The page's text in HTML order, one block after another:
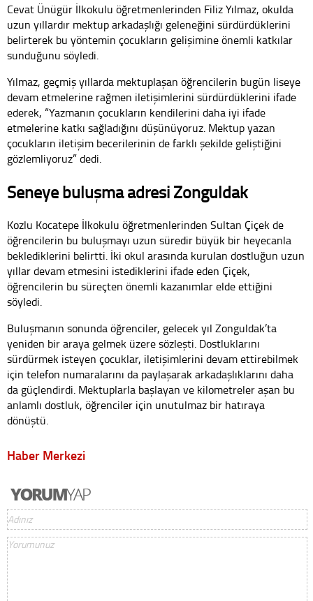
Cevat Ünügür İlkokulu öğretmenlerinden Filiz Yılmaz, okulda
uzun yıllardır mektup arkadaşlığı geleneğini sürdürdüklerini
belirterek bu yöntemin çocukların gelişimine önemli katkılar
sunduğunu söyledi.
Yılmaz, geçmiş yıllarda mektuplaşan öğrencilerin bugün liseye
devam etmelerine rağmen iletişimlerini sürdürdüklerini ifade
ederek, “Yazmanın çocukların kendilerini daha iyi ifade
etmelerine katkı sağladığını düşünüyoruz. Mektup yazan
çocukların iletişim becerilerinin de farklı şekilde geliştiğini
gözlemliyoruz” dedi.
Seneye buluşma adresi Zonguldak
Kozlu Kocatepe İlkokulu öğretmenlerinden Sultan Çiçek de
öğrencilerin bu buluşmayı uzun süredir büyük bir heyecanla
beklediklerini belirtti. İki okul arasında kurulan dostluğun uzun
yıllar devam etmesini istediklerini ifade eden Çiçek,
öğrencilerin bu süreçten önemli kazanımlar elde ettiğini
söyledi.
Buluşmanın sonunda öğrenciler, gelecek yıl Zonguldak’ta
yeniden bir araya gelmek üzere sözleşti. Dostluklarını
sürdürmek isteyen çocuklar, iletişimlerini devam ettirebilmek
için telefon numaralarını da paylaşarak arkadaşlıklarını daha
da güçlendirdi. Mektuplarla başlayan ve kilometreler aşan bu
anlamlı dostluk, öğrenciler için unutulmaz bir hatıraya
dönüştü.
Haber Merkezi